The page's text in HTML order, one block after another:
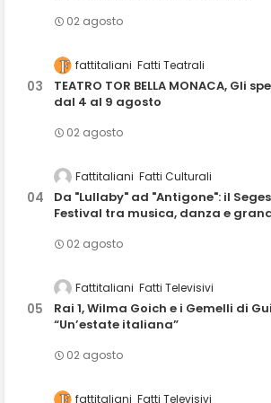
02 agosto
fattitaliani Fatti Teatrali
TEATRO TOR BELLA MONACA, Gli
dal 4 al 9 agosto
02 agosto
Fattitaliani Fatti Culturali
Da "Lullaby" ad "Antigone": il
Festival tra musica, danza e
02 agosto
Fattitaliani Fatti Televisivi
Rai 1, Wilma Goich e i Gemelli di
“Un’estate italiana”
02 agosto
fattitaliani Fatti Televisivi